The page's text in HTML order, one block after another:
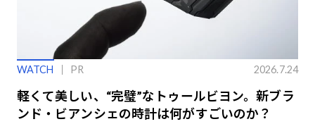
WATCH PR 2026.7.24
軽くて美しい、“完璧”なトゥールビヨン。新ブラ
ンド・ビアンシェの時計は何がすごいのか？